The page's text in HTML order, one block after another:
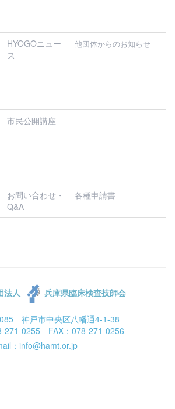
HYOGOニュー
ス
他団体からのお知らせ
市民公開講座
お問い合わせ・
Q&A
各種申請書
法人 兵庫県臨床検査技師会
神戸市中央区八幡通4-1-38
271-0255 FAX：078-271-0256
：info@hamt.or.jp